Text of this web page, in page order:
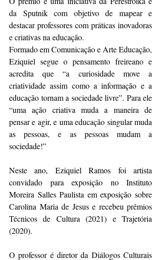
da Sputnik com objetivo de mapear e
destacar professores com práticas inovadoras
e criativas na educação.
Formado em Comunicação e Arte Educação,
Eziquiel segue o pensamento freireano e
acredita que “a curiosidade move a
criatividade assim como a informação e a
educação tornam a sociedade livre”. Para ele
“uma ação criativa muda a maneira de
pensar e agir, e uma educação singular muda
as pessoas, e as pessoas mudam a
sociedade!”
Neste ano, Eziquiel Ramos foi artista
convidado para exposição no Instituto
Moreira Salles Paulista em exposição sobre
Carolina Maria de Jesus e recebeu prêmios
Técnicos de Cultura (2021) e Trajetória
(2020).
O professor é diretor da Diálogos Culturais